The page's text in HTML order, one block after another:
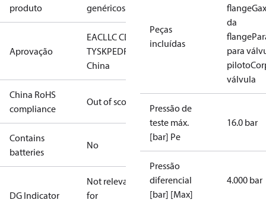
produto
genéricos
Aprovação
EACLLC CDC
TYSKPEDRoHS
China
China RoHS
compliance
Out of scope
Contains
batteries
No
DG Indicator
Not relevant
for
Peças
incluídas
flange
da
flange
para
piloto
válvula
Pressão de
teste máx.
[bar] Pe
16.0 bar
Pressão
diferencial
[bar] [Max]
4.000 bar